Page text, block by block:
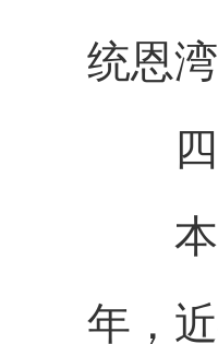
统恩
年，